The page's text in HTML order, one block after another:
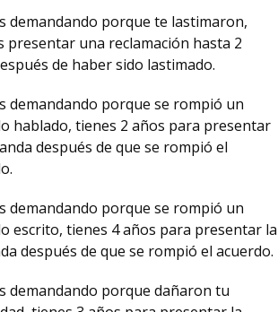
demandando porque te lastimaron,
presentar una reclamación hasta 2
de haber sido lastimado.
demandando porque se rompió un
hablado, tienes 2 años para presentar
después de que se rompió el
demandando porque se rompió un
escrito, tienes 4 años para presentar la
después de que se rompió el acuerdo.
demandando porque dañaron tu